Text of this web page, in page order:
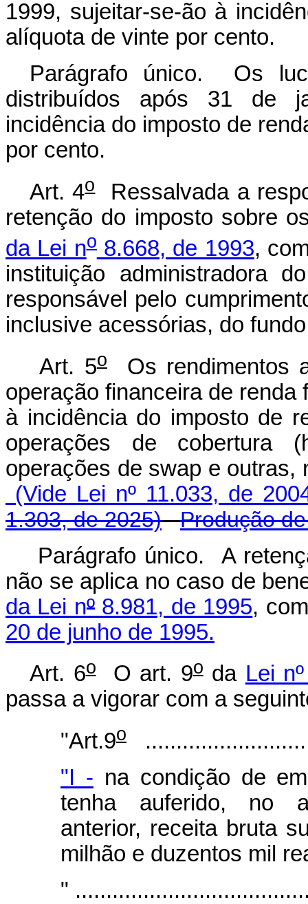
1999, sujeitar-se-ão à
alíquota de vinte por cento.
Parágrafo único. Os
distribuídos após 31 de
incidência do imposto de
por cento.
Art. 4oRessalvada a
retenção do imposto sobre
da Lei no8.668, de 1993,
instituição administradora
responsável pelo
inclusive acessórias, do
Art. 5oOs rendimentos
operação financeira de
à incidência do imposto de
operações de cobertura
operações de swap e
(Vide Lei nº 11.033, de
1.303, de 2025)
Produção
Parágrafo único. A
não se aplica no caso de
da Lei nº8.981, de 1995,
20 de junho de 1995.
Art. 6oO art. 9oda Lei
passa a vigorar com a
"Art.9o
"I - na condição de
tenha auferido, no
anterior, receita bruta
milhão e duzentos mil
"